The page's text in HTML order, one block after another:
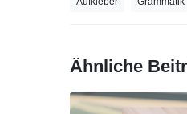
Ähnliche